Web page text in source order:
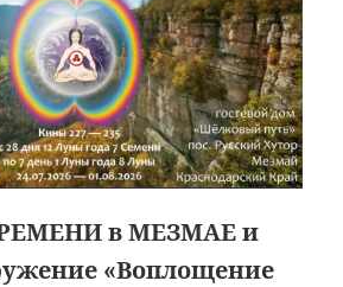
в МЕЗМАЕ и
«Воплощение